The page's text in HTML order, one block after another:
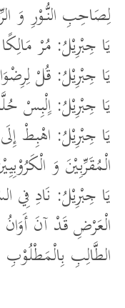
لِصَاحِبِ النُّوْرِ وَ
يَا جِبْرِيْلُ: مُرْ
يَا جِبْرِيْلُ: قُلْ
يَا جِبْرِيْلُ: اِِلْبِسْ
يَا جِبْرِيْلُ: اهْبِطْ
الْمُقَرِّبِيْنَ وَ
يَا جِبْرِيْلُ: نَادِ فِي
الْعَرْضِ قَدْ آنَ
الطَّالِبِ بِالْمَطْلُوْبِ